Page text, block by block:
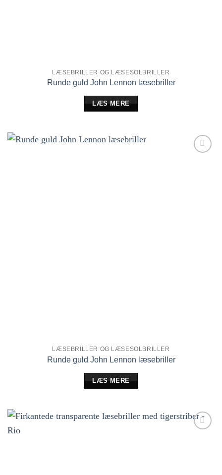
LÆSEBRILLER OG LÆSESOLBRILLER
Runde guld John Lennon læsebriller
LÆS MERE
LÆSEBRILLER OG LÆSESOLBRILLER
Runde guld John Lennon læsebriller
LÆS MERE